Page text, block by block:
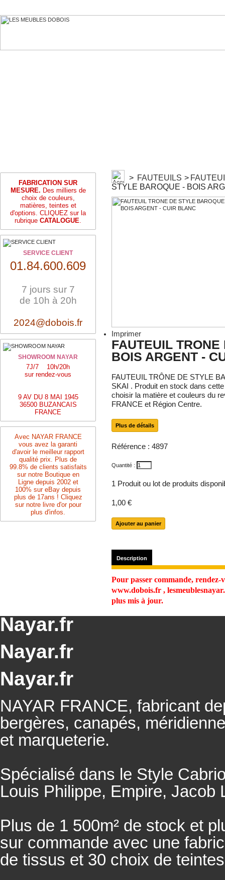
FABRICATION SUR
MESURE. Des milliers de
choix de couleurs,
matières, teintes et
d'options. CLIQUEZ sur la
rubrique CATALOGUE.
SERVICE CLIENT
01.84.600.609
7 jours sur 7
de 10h à 20h
2024@dobois.fr
SHOWROOM NAYAR
7J/7 10h/20h
sur rendez-vous
9 AV DU 8 MAI 1945
36500 BUZANCAIS
FRANCE
Avec NAYAR FRANCE
vous avez la garanti
d'avoir le meilleur rapport
qualité prix. Plus de
99.8% de clients satisfaits
sur notre Boutique en
Ligne depuis 2002 et
100% sur eBay depuis
plus de 17ans ! Cliquez
sur notre livre d'or pour
plus d'infos.
> FAUTEUILS >
STYLE BAROQUE - BOIS
Imprimer
FAUTEUIL
BOIS ARGENT -
FAUTEUIL TRÔNE DE STYLE
SKAI . Produit en stock dans
choisir la matière et couleurs du
FRANCE et Région Centre.
Plus de détails
Référence : 4897
Quantité :
1 Produit ou lot de produits
1,00 €
Description
Pour passer commande,
www.dobois.fr ,
plus mis à jour.
Nayar.fr
Nayar.fr
Nayar.fr
NAYAR FRANCE, fabricant
bergères, canapés,
et marqueterie.
Spécialisé dans le Style
Louis Philippe, Empire, Jacob
Plus de 1 500m² de stock et
sur commande avec une
de tissus et 30 choix de